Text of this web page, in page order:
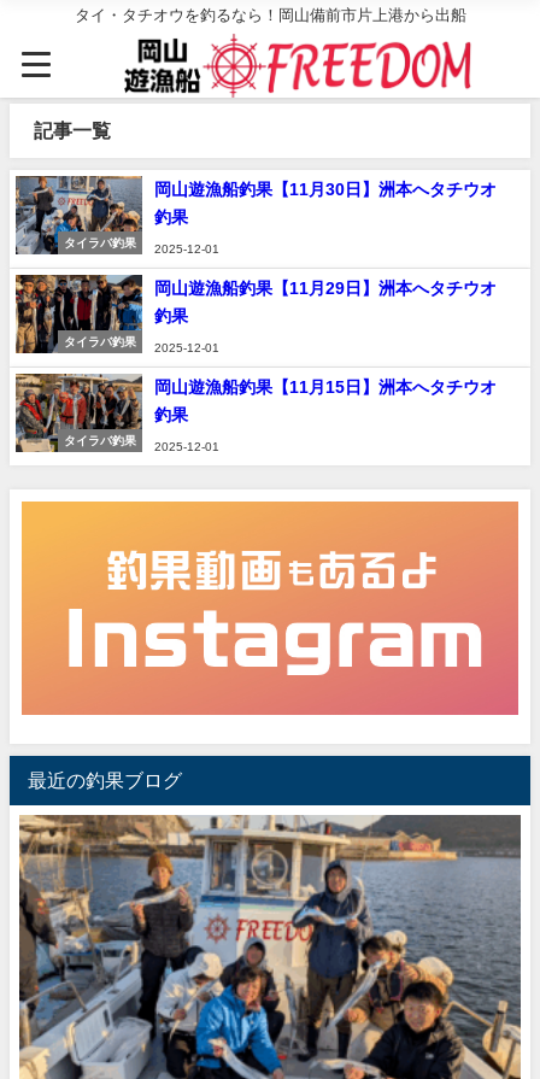
タイ・タチオウを釣るなら！岡山備前市片上港から出船
記事一覧
タイラバ釣果
岡山遊漁船釣果【11月30日】洲本へタチウオ
釣果
2025-12-01
タイラバ釣果
岡山遊漁船釣果【11月29日】洲本へタチウオ
釣果
2025-12-01
タイラバ釣果
岡山遊漁船釣果【11月15日】洲本へタチウオ
釣果
2025-12-01
最近の釣果ブログ